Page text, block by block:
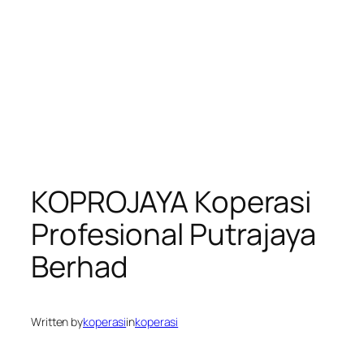
KOPROJAYA Koperasi
Profesional Putrajaya
Berhad
Written bykoperasiinkoperasi